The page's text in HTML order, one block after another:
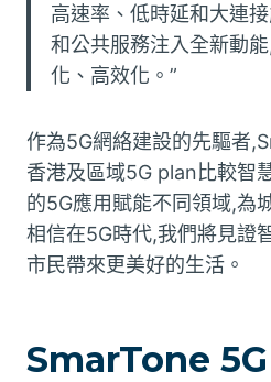
高速率、低時延和大連
和公共服務注入全新動
化、高效化。”
作為5G網絡建設的先驅者
香港及區域5G plan比較智
的5G應用賦能不同領域,為
相信在5G時代,我們將見證
市民帶來更美好的生活。
SmarTone